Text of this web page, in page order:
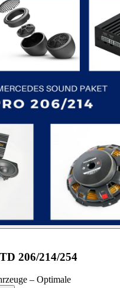
206/214/254
– Optimale